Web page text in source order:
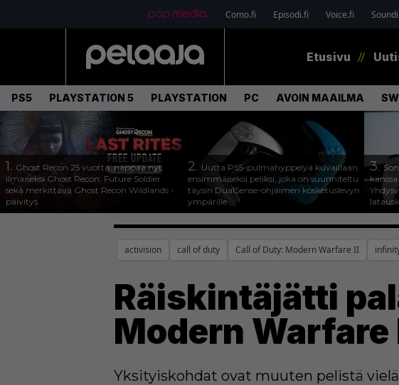
Como.fi Episodi.fi Voice.fi
Etusivu
PS5 PLAYSTATION 5 PLAYSTATION PC AVOIN MAAILMA
1. Ghost Recon 25 vuotta: nappaa nyt
ilmaiseksi Ghost Recon: Future Soldier
sekä merkittävä Ghost Recon Wildlands -
päivitys
2. Uutta PS5-pulmahyppelyä kuvaillaan
ensimmäiseksi peliksi, joka on suunniteltu
täysin DualSense-ohjaimen kosketuslevyn
ympärille
3.
activision call of duty Call of Duty: Modern Warfare II
Räiskintäjätti
Modern
Yksityiskohdat ovat muuten pelistä vielä